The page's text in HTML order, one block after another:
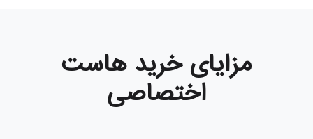
مزایای خرید هاست
اختصاصی